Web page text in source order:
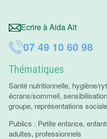
Ecrire à Aida Ait
07 49 10 60 98
Thématiques
Santé nutritionnelle, hygiène/
écrans/sommeil,
groupe, représentations
Publics : Petite enfance,
adultes, professionnels